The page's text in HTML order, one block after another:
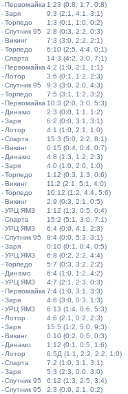
-Первомайка 1:23 (0:8, 1:7, 0:8)
-Заря
9:3 (2:1, 4:1, 3:1)
-Торпедо
1:3 (0:1, 1:0, 0:2)
-Спутник 95
2:8 (0:3, 2:2, 0:3)
-Викинг
7:3 (3:0, 2:2, 2:1)
-Торпедо
6:10 (2:5, 4:4, 0:1)
-Спарта
14:3 (4:2, 3:0, 7:1)
-Первомайка 4:2 (1:0, 2:1, 1:1)
- Лотор
3:6 (0:1, 1:2, 2:3)
-Спутник 95
9:3 (3:0, 2:0, 4:3)
-Торпедо
7:5 (3:1, 1:2, 3:2)
-Первомайка 10:3 (2:0, 3:0, 5:3)
- Динамо
2:3 (0:0, 1:1, 1:2)
-Заря
6:2 (0:0, 3:1, 3:1)
- Лотор
4:1 (1:0, 2:1, 1:0)
-Спарта
15:3 (5:0, 2:2, 8:1)
-Викинг
0:15 (0:4, 0:4, 0:7)
- Динамо
4:8 (1:3, 1:2, 2:3)
-Заря
4:0 (1:0, 2:0, 1:0)
-Торпедо
1:12 (0:3, 1:3, 0:6)
-Викинг
11:2 (2:1, 5:1, 4:0)
-Торпедо
10:12 (1:2, 4:4, 5:6)
-Викинг
2:9 (0:3, 2:1, 0:5)
-УРЦ ЯМЗ
1:12 (1:3, 0:5, 0:4)
-Спарта
15:2 (5:1, 3:0, 7:1)
-УРЦ ЯМЗ
6:4 (0:0, 4:1, 2:3)
-Спутник 95
8:4 (0:0, 5:3, 3:1)
-Заря
0:10 (0:1, 0:4, 0:5)
-УРЦ ЯМЗ
6:8 (0:2, 2:2, 4:4)
-Торпедо
5:7 (0:3, 3:2, 2:2)
- Динамо
6:4 (1:0, 1:2, 4:2)
-УРЦ ЯМЗ
4:7 (2:1, 2:3, 0:3)
-Первомайка 7:4 (1:0, 3:1, 3:3)
-Заря
4:6 (3:0, 0:3, 1:3)
-УРЦ ЯМЗ
6:13 (1:4, 0:6, 5:3)
- Лотор
4:6 (2:1, 0:2, 2:3)
-Заря
15:5 (1:2, 5:0, 9:3)
-Викинг
0:10 (0:2, 0:5, 0:3)
- Динамо
1:12 (0:1, 0:5, 1:6)
- Лотор
6:5Д (1:1, 2:2, 2:2, 1:0)
-Спарта
7:2 (1:0, 3:1, 3:1)
-Заря
5:3 (2:3, 0:0, 3:0)
-Спутник 95
6:12 (1:3, 2:5, 3:4)
-Спутник 95
2:3 (0:0, 2:1, 0:2)